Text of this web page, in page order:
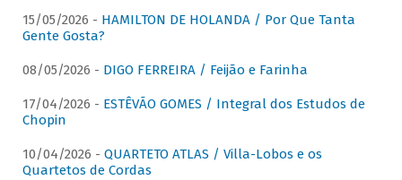
15/05/2026 - HAMILTON DE HOLANDA / Por Que Tanta
Gente Gosta?
08/05/2026 - DIGO FERREIRA / Feijão e Farinha
17/04/2026 - ESTÊVÃO GOMES / Integral dos Estudos de
Chopin
10/04/2026 - QUARTETO ATLAS / Villa-Lobos e os
Quartetos de Cordas